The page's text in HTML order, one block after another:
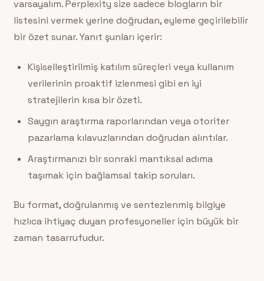
varsayalım. Perplexity size sadece blogların bir
listesini vermek yerine doğrudan, eyleme geçirilebilir
bir özet sunar. Yanıt şunları içerir:
Kişiselleştirilmiş katılım süreçleri veya kullanım
verilerinin proaktif izlenmesi gibi en iyi
stratejilerin kısa bir özeti.
Saygın araştırma raporlarından veya otoriter
pazarlama kılavuzlarından doğrudan alıntılar.
Araştırmanızı bir sonraki mantıksal adıma
taşımak için bağlamsal takip soruları.
Bu format, doğrulanmış ve sentezlenmiş bilgiye
hızlıca ihtiyaç duyan profesyoneller için büyük bir
zaman tasarrufudur.